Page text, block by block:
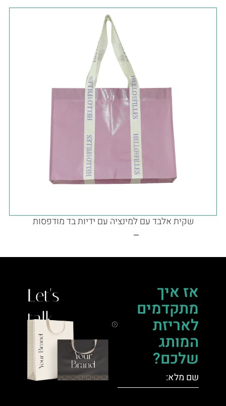
שקית אלבד עם למינציה עם ידיות בד מודפסות
אז איך
מתקדמים
לאריזת
המותג
שלכם?
Let's
talk.